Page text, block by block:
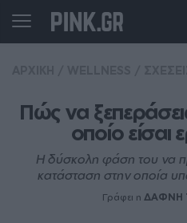
Πώς να
οποίο είσαι
Η δύσκολη φάση του να
κατάσταση στην οποία
Γράφει η ΔΑΦΝΗ